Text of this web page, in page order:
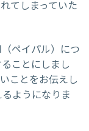
てしまっていた
ペイパル）につ
ことにしまし
ことをお伝えし
ようになりま